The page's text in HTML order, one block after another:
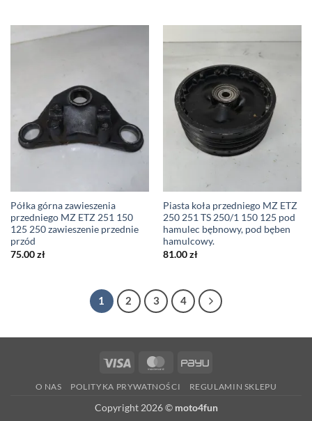
Półka górna zawieszenia
przedniego MZ ETZ 251 150
125 250 zawieszenie przednie
przód
75.00zł
Piasta koła przedniego MZ ETZ
250 251 TS 250/1 150 125 pod
hamulec bębnowy, pod bęben
hamulcowy.
81.00zł
1 2 3 4
Visa MasterCardPayU
O NAS POLITYKA PRYWATNOŚCI REGULAMIN SKLEPU
Copyright 2026 © moto4fun